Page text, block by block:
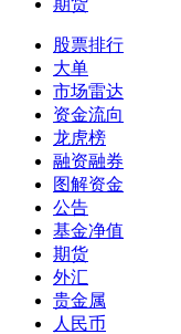
期货
股票排行
大单
市场雷达
资金流向
龙虎榜
融资融券
图解资金
公告
基金净值
期货
外汇
贵金属
人民币